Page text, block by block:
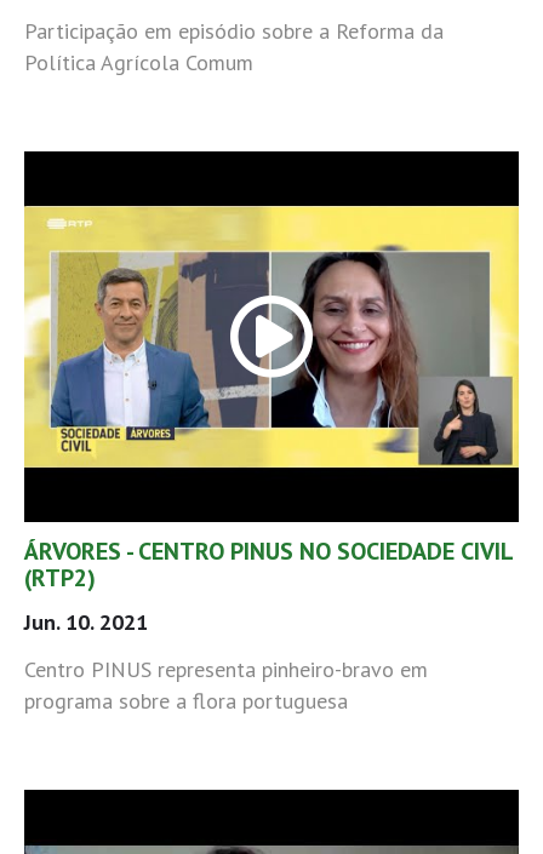
Participação em episódio sobre a Reforma da
Política Agrícola Comum
ÁRVORES - CENTRO PINUS NO SOCIEDADE CIVIL
(RTP2)
Jun. 10. 2021
Centro PINUS representa pinheiro-bravo em
programa sobre a flora portuguesa